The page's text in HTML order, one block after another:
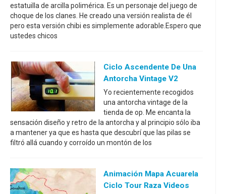
estatuilla de arcilla polimérica. Es un personaje del juego de
choque de los clanes. He creado una versión realista de él
pero esta versión chibi es simplemente adorable.Espero que
ustedes chicos
Ciclo Ascendente De Una
Antorcha Vintage V2
Yo recientemente recogidos
una antorcha vintage de la
tienda de op. Me encanta la
sensación diseño y retro de la antorcha y al principio sólo iba
a mantener ya que es hasta que descubrí que las pilas se
filtró allá cuando y corroído un montón de los
Animación Mapa Acuarela
Ciclo Tour Raza Videos